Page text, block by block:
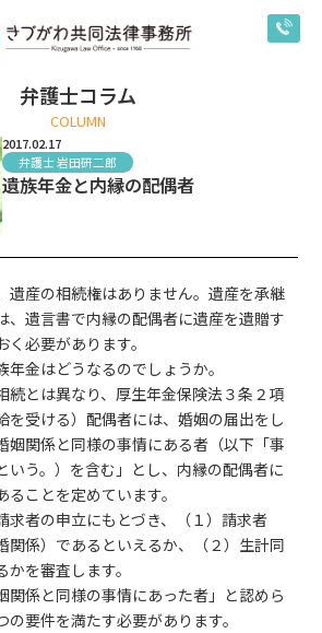
弁護士コラム
COLUMN
2017.02.17
弁護士 岩田研二郎
遺族年金と内縁の配偶者
遺産の相続権はありません。遺産を承継
、遺言書で内縁の配偶者に遺産を遺贈す
必要があります。
金はどうなるのでしょうか。
続とは異なり、厚生年金保険法３条２項
を受ける）配偶者には、婚姻の届出をし
姻関係と同様の事情にある者（以下「事
いう。）を含む」とし、内縁の配偶者に
ことを定めています。
者の申立にもとづき、（１）請求者
関係）であるといえるか、（２）生計同
を審査します。
係と同様の事情にあった者」と認めら
要件を満たす必要があります。